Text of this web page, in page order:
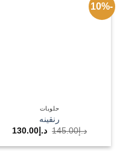
-10%
حلويات
رنقينه
د.إ145.00 السعر
الأصلي
هو:
د.إ130.00
هو: